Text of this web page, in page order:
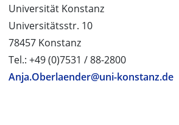
Universität Konstanz
Universitätsstr. 10
78457 Konstanz
Tel.: +49 (0)7531 / 88-2800
Anja.Oberlaender@uni-konstanz.de